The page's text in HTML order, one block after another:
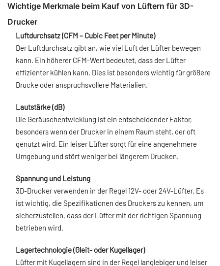
Wichtige Merkmale beim Kauf von Lüftern für 3D-
Drucker
Luftdurchsatz (CFM – Cubic Feet per Minute)
Der Luftdurchsatz gibt an, wie viel Luft der Lüfter bewegen
kann. Ein höherer CFM-Wert bedeutet, dass der Lüfter
effizienter kühlen kann. Dies ist besonders wichtig für größere
Drucke oder anspruchsvollere Materialien.
Lautstärke (dB)
Die Geräuschentwicklung ist ein entscheidender Faktor,
besonders wenn der Drucker in einem Raum steht, der oft
genutzt wird. Ein leiser Lüfter sorgt für eine angenehmere
Umgebung und stört weniger bei längerem Drucken.
Spannung und Leistung
3D-Drucker verwenden in der Regel 12V- oder 24V-Lüfter. Es
ist wichtig, die Spezifikationen des Druckers zu kennen, um
sicherzustellen, dass der Lüfter mit der richtigen Spannung
betrieben wird.
Lagertechnologie (Gleit- oder Kugellager)
Lüfter mit Kugellagern sind in der Regel langlebiger und leiser